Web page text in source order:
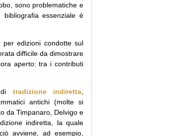
sono problematiche e
essenziale è
per edizioni condotte sul
difficile da dimostrare
aperto: tra i contributi
tradizione indiretta
antichi (molte si
da Timpanaro, Delvigo e
indiretta, la quale
avviene, ad esempio,